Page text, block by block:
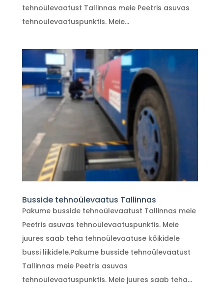
tehnoülevaatust Tallinnas meie Peetris asuvas
tehnoülevaatuspunktis. Meie...
Busside tehnoülevaatus Tallinnas
Pakume busside tehnoülevaatust Tallinnas meie
Peetris asuvas tehnoülevaatuspunktis. Meie
juures saab teha tehnoülevaatuse kõikidele
bussi liikidele.Pakume busside tehnoülevaatust
Tallinnas meie Peetris asuvas
tehnoülevaatuspunktis. Meie juures saab teha...